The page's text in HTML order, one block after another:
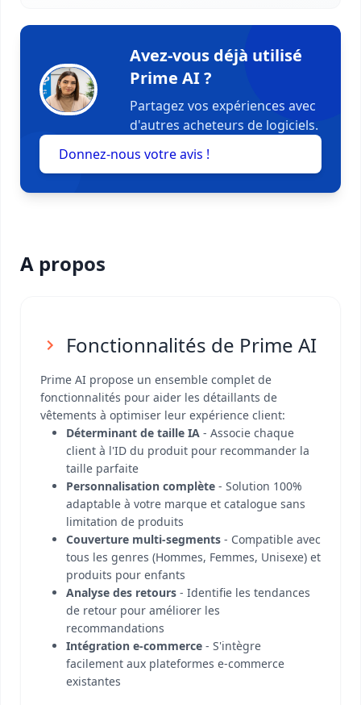
Avez-vous déjà utilisé
Prime AI ?
Partagez vos expériences avec
d'autres acheteurs de logiciels.
Donnez-nous votre avis !
A propos
Fonctionnalités de Prime AI
Prime AI propose un ensemble complet de
fonctionnalités pour aider les détaillants de
vêtements à optimiser leur expérience client:
Déterminant de taille IA - Associe chaque
client à l'ID du produit pour recommander la
taille parfaite
Personnalisation complète - Solution 100%
adaptable à votre marque et catalogue sans
limitation de produits
Couverture multi-segments - Compatible avec
tous les genres (Hommes, Femmes, Unisexe) et
produits pour enfants
Analyse des retours - Identifie les tendances
de retour pour améliorer les
recommandations
Intégration e-commerce - S'intègre
facilement aux plateformes e-commerce
existantes